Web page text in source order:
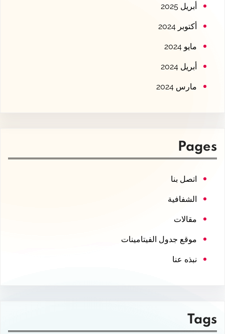
أبريل 2025
أكتوبر 2024
مايو 2024
أبريل 2024
مارس 2024
Pages
اتصل بنا
الشفافية
مقالات
موقع جدول الفيتامينات
نبذه عنا
Tags